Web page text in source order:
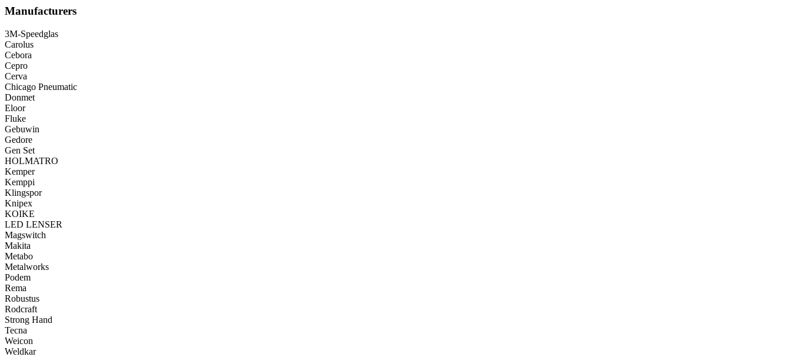
Manufacturers
3M-Speedglas
Carolus
Cebora
Cepro
Cerva
Chicago Pneumatic
Donmet
Eloor
Fluke
Gebuwin
Gedore
Gen Set
HOLMATRO
Kemper
Kemppi
Klingspor
Knipex
KOIKE
LED LENSER
Magswitch
Makita
Metabo
Metalworks
Podem
Rema
Robustus
Rodcraft
Strong Hand
Tecna
Weicon
Weldkar